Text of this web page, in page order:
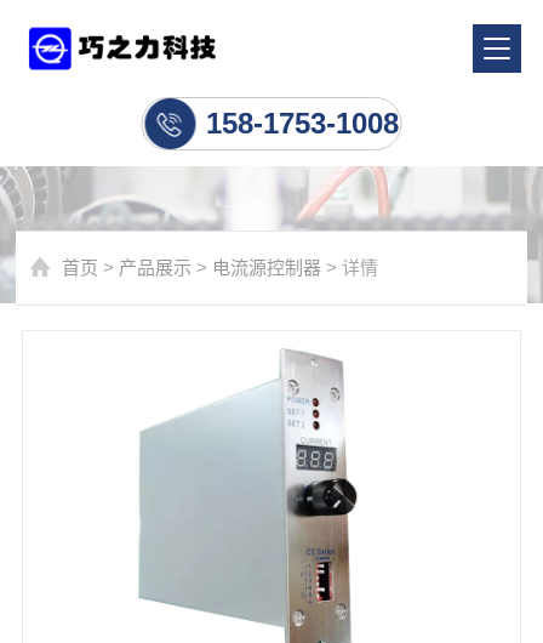
158-1753-1008
电流源控制器
首页 > 产品展示 > 电流源控制器 > 详情